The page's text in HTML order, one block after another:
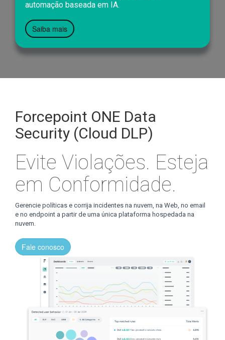
automação baseada em IA.
Saiba mais
Forcepoint ONE Data
Security (Cloud DLP)
Evite Violações. Esteja
em Conformidade.
Gerencie políticas e corrija incidentes na nuvem, na Web, no email
e no endpoint a partir de uma única plataforma hospedada na
nuvem.
Fale conosco